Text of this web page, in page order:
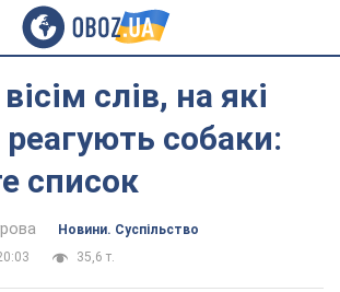
слів, на які
собаки:
список
Новини. Суспільство
35,6 т.